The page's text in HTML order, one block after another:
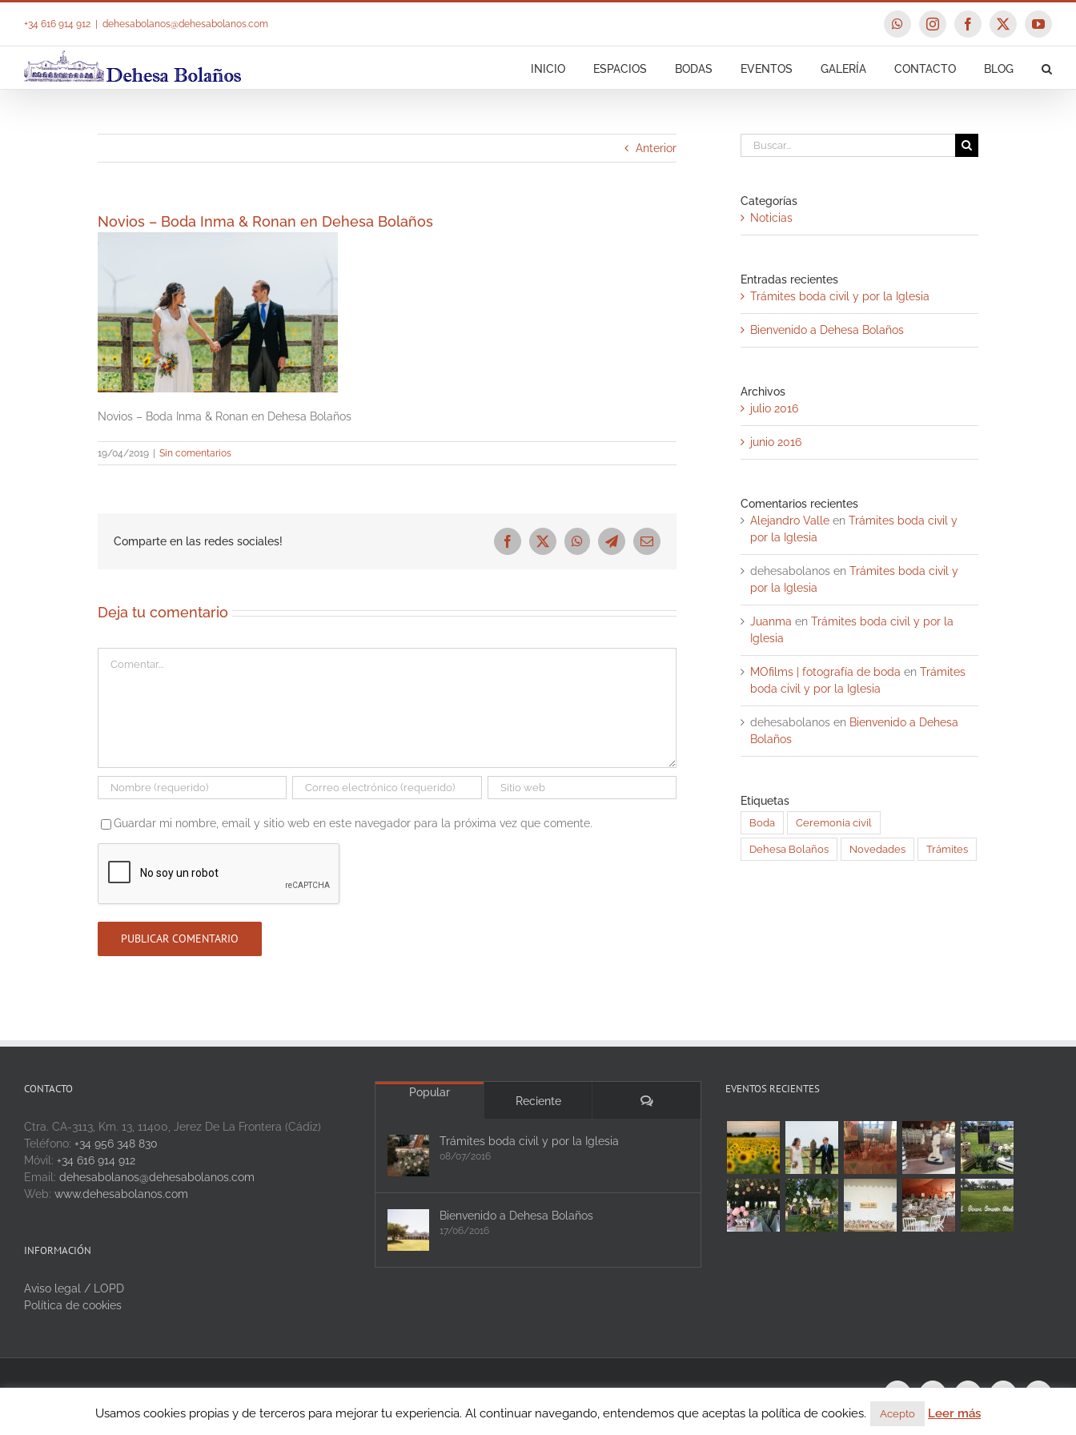
+34 616 914 912 dehesabolanos@dehesabolanos.com WhatsAppInstagramFacebook
X
INICIO ESPACIOS BODAS EVENTOS GALERÍA CONTACTO BLOG
Anterior
Novios – Boda Inma & Ronan en Dehesa Bolaños
Novios – Boda Inma & Ronan en Dehesa Bolaños
19/04/2019 Sin comentarios
Comparte en las redes sociales! Facebook
X WhatsAppTelegramCorreo
electrónico
Deja tu comentario
Guardar mi nombre, email y sitio web en este navegador para la próxima vez que comente.
Buscar:
Categorías
Noticias
Entradas recientes
Trámites boda civil y por la Iglesia
Bienvenido a Dehesa Bolaños
Archivos
julio 2016
junio 2016
Comentarios recientes
Alejandro Valle en Trámites boda civil y
por la Iglesia
dehesabolanos en Trámites boda civil y
por la Iglesia
Juanma en Trámites boda civil y por la
Iglesia
MOfilms | fotografía de boda en Trámites
boda civil y por la Iglesia
dehesabolanos en Bienvenido a Dehesa
Bolaños
Etiquetas
Boda Ceremonia civil
Dehesa Bolaños Novedades Trámites
CONTACTO
Ctra. CA-3113, Km. 13, 11400, Jerez De La Frontera (Cádiz)
Teléfono: +34 956 348 830
Móvil: +34 616 914 912
Email: dehesabolanos@dehesabolanos.com
Web: www.dehesabolanos.com
INFORMACIÓN
Aviso legal / LOPD
Política de cookies
Popular
Reciente Comentarios
Trámites boda civil y por la Iglesia
08/07/2016
Bienvenido a Dehesa Bolaños
17/06/2016
EVENTOS RECIENTES
Usamos cookies propias y de terceros para mejorar tu experiencia. Al continuar navegando, entendemos que aceptas la política de cookies. Acepto Leer más